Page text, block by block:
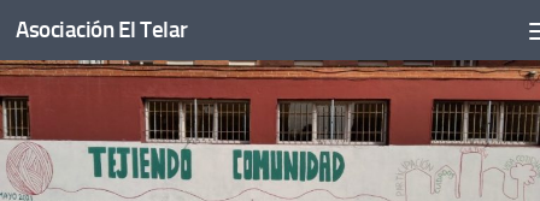
Saltar al contenido
Asociación El Telar